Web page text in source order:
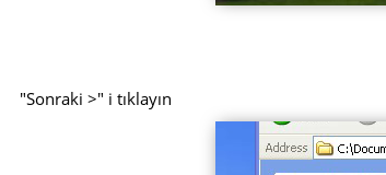
"Sonraki >" i tıklayın